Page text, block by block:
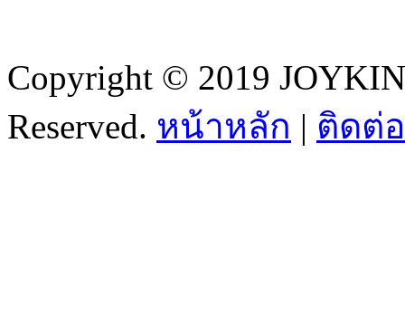
Copyright © 2019
Reserved. หน้าหลัก | ติดต่